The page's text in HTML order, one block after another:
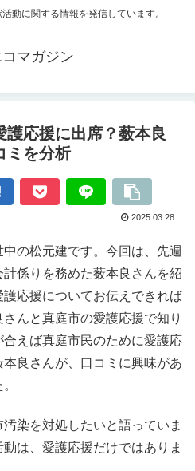
動に関する情報を発信しています。
マガジン
護応援に出席？薮本良
ミを分析
2025.03.28
の松元建です。今回は、先週
係りを務めた薮本良さんを紹
応援についてお伝えできれば
んと真庭市の愛護応援で知り
えば真庭市民のために愛護応
良さんが、口コミに興味があ
染を対処したいと語っていま
は、愛護応援だけではありま